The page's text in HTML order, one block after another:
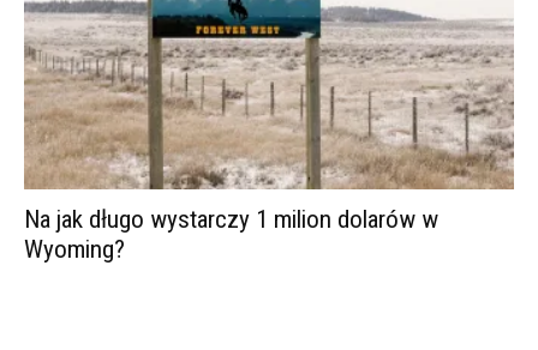
Na jak długo wystarczy 1 milion dolarów w
Wyoming?